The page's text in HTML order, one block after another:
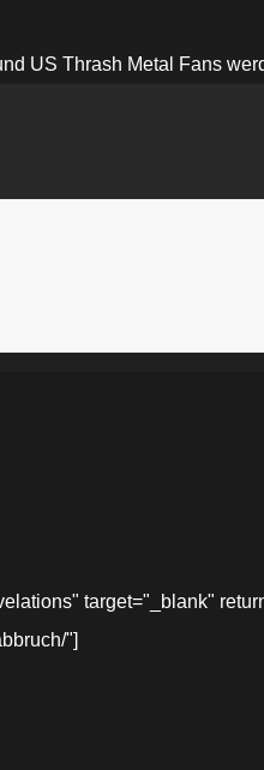
US Thrash Metal Fans
target="_blank"
"]